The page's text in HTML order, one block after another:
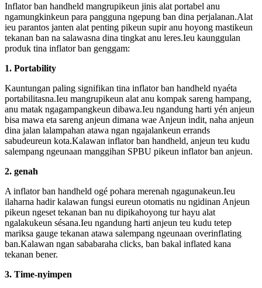
Inflator ban handheld mangrupikeun jinis alat portabel anu
ngamungkinkeun para pangguna ngepung ban dina perjalanan.Alat
ieu parantos janten alat penting pikeun supir anu hoyong mastikeun
tekanan ban na salawasna dina tingkat anu leres.Ieu kaunggulan
produk tina inflator ban genggam:
1. Portability
Kauntungan paling signifikan tina inflator ban handheld nyaéta
portabilitasna.Ieu mangrupikeun alat anu kompak sareng hampang,
anu matak ngagampangkeun dibawa.Ieu ngandung harti yén anjeun
bisa mawa eta sareng anjeun dimana wae Anjeun indit, naha anjeun
dina jalan lalampahan atawa ngan ngajalankeun errands
sabudeureun kota.Kalawan inflator ban handheld, anjeun teu kudu
salempang ngeunaan manggihan SPBU pikeun inflator ban anjeun.
2. genah
A inflator ban handheld ogé pohara merenah ngagunakeun.Ieu
ilaharna hadir kalawan fungsi eureun otomatis nu ngidinan Anjeun
pikeun ngeset tekanan ban nu dipikahoyong tur hayu alat
ngalakukeun sésana.Ieu ngandung harti anjeun teu kudu tetep
mariksa gauge tekanan atawa salempang ngeunaan overinflating
ban.Kalawan ngan sababaraha clicks, ban bakal inflated kana
tekanan bener.
3. Time-nyimpen